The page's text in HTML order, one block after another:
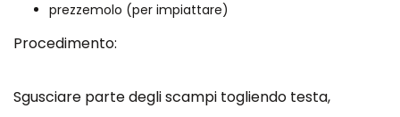
prezzemolo (per impiattare)
Procedimento:
Sgusciare parte degli scampi togliendo testa,